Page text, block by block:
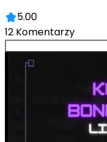
5.00
12 Komentarzy